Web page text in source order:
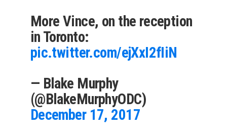
More Vince, on the reception
in Toronto:
pic.twitter.com/ejXxI2fIiN
— Blake Murphy
(@BlakeMurphyODC)
December 17, 2017